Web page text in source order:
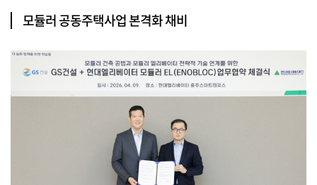
모듈러 공동주택사업 본격화 채비